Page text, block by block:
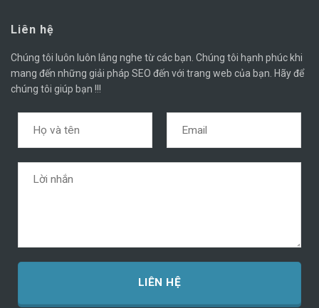
Liên hệ
Chúng tôi luôn luôn lắng nghe từ các bạn. Chúng tôi hạnh phúc khi
mang đến những giải pháp SEO đến với trang web của bạn. Hãy để
chúng tôi giúp bạn !!!